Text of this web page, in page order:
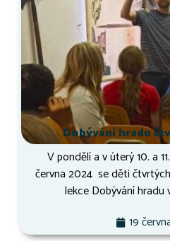
Dobývání hradu
V pondělí a v úterý 10. a
června 2024 se děti
lekce Dobývání hradu
19